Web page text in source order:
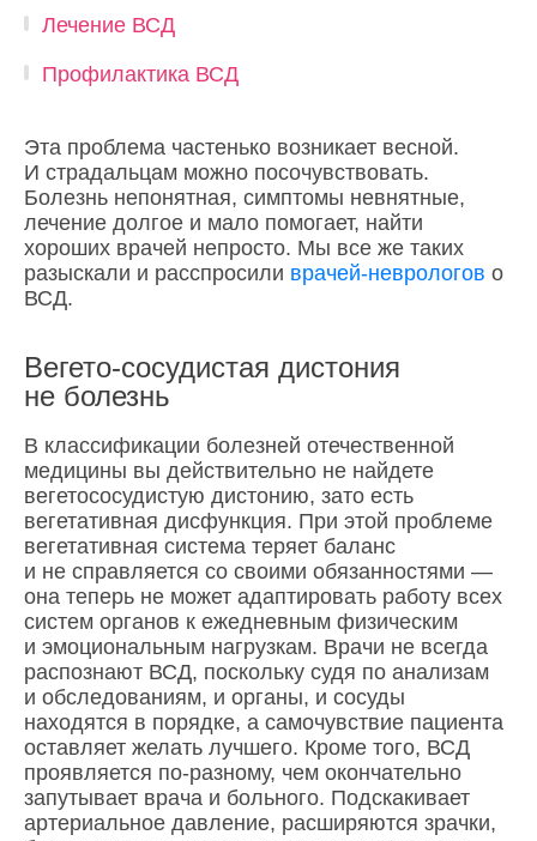
Лечение ВСД
Профилактика ВСД
Эта проблема частенько возникает весной.
И страдальцам можно посочувствовать.
Болезнь непонятная, симптомы невнятные,
лечение долгое и мало помогает, найти
хороших врачей непросто. Мы все же таких
разыскали и расспросили врачей-неврологов о
ВСД.
Вегето-сосудистая дистония
не болезнь
В классификации болезней отечественной
медицины вы действительно не найдете
вегетососудистую дистонию, зато есть
вегетативная дисфункция. При этой проблеме
вегетативная система теряет баланс
и не справляется со своими обязанностями —
она теперь не может адаптировать работу всех
систем органов к ежедневным физическим
и эмоциональным нагрузкам. Врачи не всегда
распознают ВСД, поскольку судя по анализам
и обследованиям, и органы, и сосуды
находятся в порядке, а самочувствие пациента
оставляет желать лучшего. Кроме того, ВСД
проявляется по-разному, чем окончательно
запутывает врача и больного. Подскакивает
артериальное давление, расширяются зрачки,